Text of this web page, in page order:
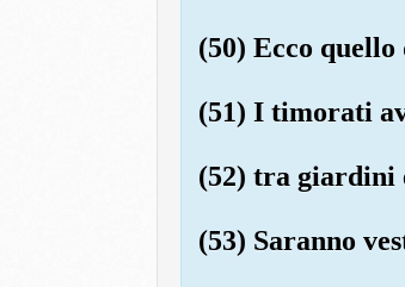
(50) Ecco
(51) I timorati
(52) tra giardini
(53) Saranno